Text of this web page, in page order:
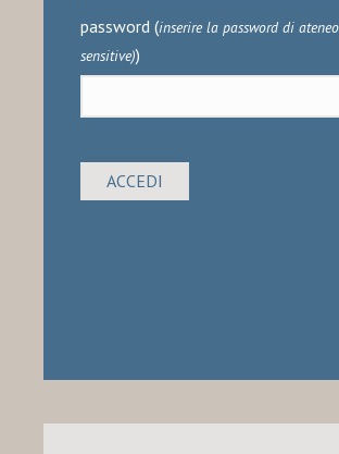
password (inserire la password di
sensitive))